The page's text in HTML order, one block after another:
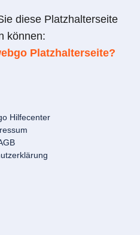
diese Platzhalterseite
können:
Platzhalterseite?
Hilfecenter